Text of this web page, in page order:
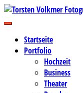
Zum
Inhalt
Torsten
Business-, Portrait- und
Startseite
Portfolio
Hochzeit
Business
Theater